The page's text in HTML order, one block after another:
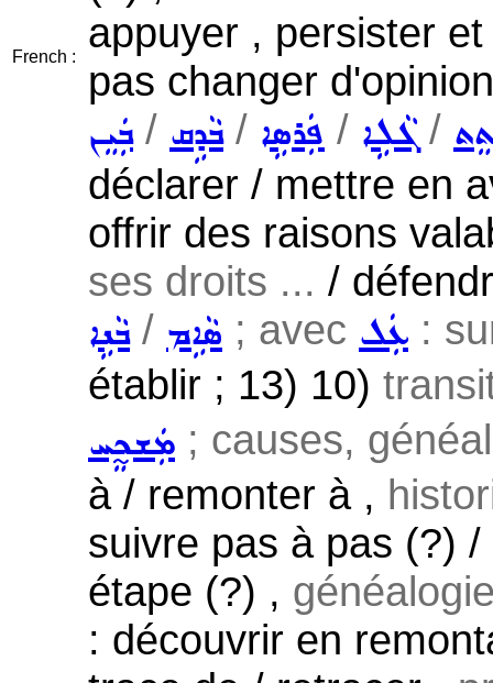
French :
appuyer , persister
pas changer
ܒܲܝܸܢ/ ܒܵܕܹܩ/ ܦܲܪܣܹܐ / ܓܵܠܹܐ/
déclarer / mettre en
offrir des raisons
ses droits ... /
ܒܵܢܹܐ/ ܣܵܐܹܡ ; avec ܥܲܠ :
établir ; 13) 10)
ܡܲܫܟ̰ܸܚ ; causes,
à / remonter à ,
suivre pas à pas (?)
étape (?) ,
: découvrir en